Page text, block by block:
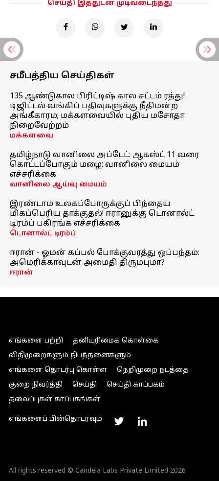
செய்தி இத்துடன் முடிவடைந்தது
சமீபத்திய செய்திகள்
135 ஆண்டுகால பிரிட்டிஷ் கால சட்டம் ரத்து!
டிஜிட்டல் வங்கிப் பதிவுகளுக்கு நீதிமன்ற
அங்கீகாரம்; மக்களவையில் புதிய மசோதா
நிறைவேற்றம்
மக்களவை
தமிழ்நாடு வானிலை அப்டேட்: ஆகஸ்ட் 11 வரை
கொட்டப்போகும் மழை; வானிலை மையம்
எச்சரிக்கை
வானிலை ஆய்வு மையம்
இரண்டாம் உலகப்போருக்குப் பிந்தைய
மிகப்பெரிய தாக்குதல்! ஈரானுக்கு டொனால்ட்
டிரம்ப் பகிரங்க எச்சரிக்கை
டொனால்ட் டிரம்ப்
ஈரான் - ஓமன் கப்பல் போக்குவரத்து ஒப்பந்தம்:
அமெரிக்காவுடன் அமைதி திரும்புமா?
ஈரான்
எங்களை பற்றி
தனியுரிமைக் கொள்கை
விதிமுறைகளும் நிபந்தனைகளும்
எங்களை தொடர்பு கொள்ள
நெறிமுறை நடத்தை
குறை நிவர்த்தி
செய்தி
செய்தி காப்பகம்
தலைப்புகள் காப்பகங்கள்
எங்களைப் பின்தொடரவும்
All rights reserved © Candela Labs Private Limited 2026